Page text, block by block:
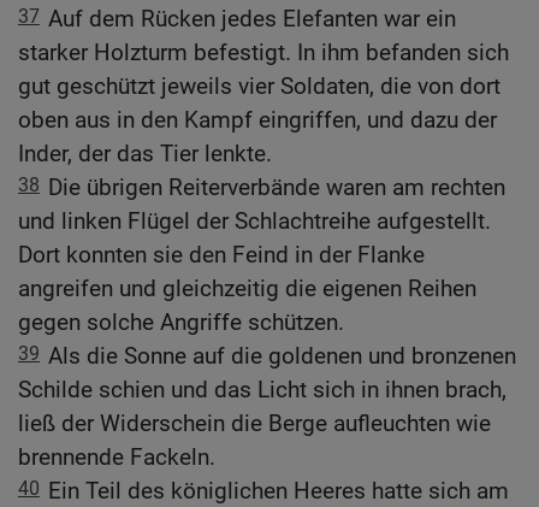
37 Auf dem Rücken jedes Elefanten war ein
starker Holzturm befestigt. In ihm befanden sich
gut geschützt jeweils vier Soldaten, die von dort
oben aus in den Kampf eingriffen, und dazu der
Inder, der das Tier lenkte.
38 Die übrigen Reiterverbände waren am rechten
und linken Flügel der Schlachtreihe aufgestellt.
Dort konnten sie den Feind in der Flanke
angreifen und gleichzeitig die eigenen Reihen
gegen solche Angriffe schützen.
39 Als die Sonne auf die goldenen und bronzenen
Schilde schien und das Licht sich in ihnen brach,
ließ der Widerschein die Berge aufleuchten wie
brennende Fackeln.
40 Ein Teil des königlichen Heeres hatte sich am